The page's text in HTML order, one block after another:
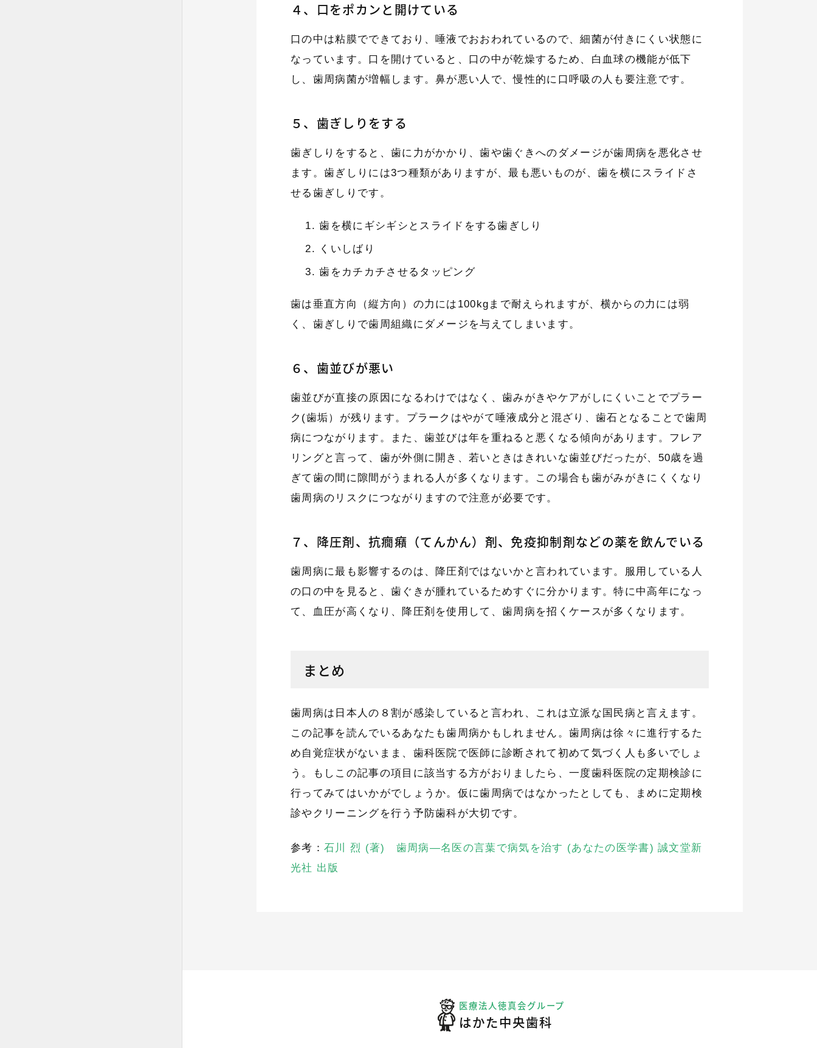
４、口をポカンと開けている
口の中は粘膜でできており、唾液でおおわれているので、細菌が付きにくい状態に
なっています。口を開けていると、口の中が乾燥するため、白血球の機能が低下
し、歯周病菌が増幅します。鼻が悪い人で、慢性的に口呼吸の人も要注意です。
５、歯ぎしりをする
歯ぎしりをすると、歯に力がかかり、歯や歯ぐきへのダメージが歯周病を悪化させ
ます。歯ぎしりには3つ種類がありますが、最も悪いものが、歯を横にスライドさ
せる歯ぎしりです。
歯を横にギシギシとスライドをする歯ぎしり
くいしばり
歯をカチカチさせるタッピング
歯は垂直方向（縦方向）の力には100kgまで耐えられますが、横からの力には弱
く、歯ぎしりで歯周組織にダメージを与えてしまいます。
６、歯並びが悪い
歯並びが直接の原因になるわけではなく、歯みがきやケアがしにくいことでプラー
ク(歯垢）が残ります。プラークはやがて唾液成分と混ざり、歯石となることで歯周
病につながります。また、歯並びは年を重ねると悪くなる傾向があります。フレア
リングと言って、歯が外側に開き、若いときはきれいな歯並びだったが、50歳を過
ぎて歯の間に隙間がうまれる人が多くなります。この場合も歯がみがきにくくなり
歯周病のリスクにつながりますので注意が必要です。
７、降圧剤、抗癇癪（てんかん）剤、免疫抑制剤などの薬を飲んでいる
歯周病に最も影響するのは、降圧剤ではないかと言われています。服用している人
の口の中を見ると、歯ぐきが腫れているためすぐに分かります。特に中高年になっ
て、血圧が高くなり、降圧剤を使用して、歯周病を招くケースが多くなります。
まとめ
歯周病は日本人の８割が感染していると言われ、これは立派な国民病と言えます。
この記事を読んでいるあなたも歯周病かもしれません。歯周病は徐々に進行するた
め自覚症状がないまま、歯科医院で医師に診断されて初めて気づく人も多いでしょ
う。もしこの記事の項目に該当する方がおりましたら、一度歯科医院の定期検診に
行ってみてはいかがでしょうか。仮に歯周病ではなかったとしても、まめに定期検
診やクリーニングを行う予防歯科が大切です。
参考： 石川 烈 (著) 歯周病―名医の言葉で病気を治す (あなたの医学書) 誠文堂新
光社 出版
医療法人徳真会グループ
はかた中央歯科